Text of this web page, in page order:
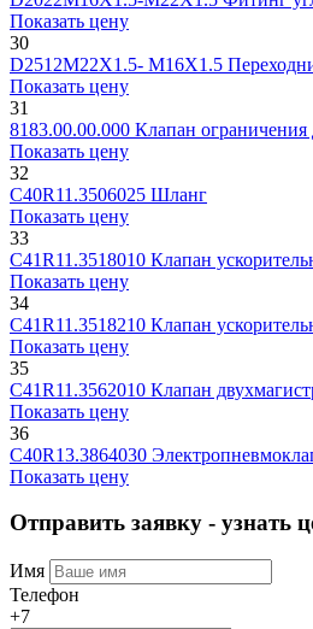
Показать цену
30
D2512M22X1.5- М16Х1.5
Показать цену
31
8183.00.00.000 Клапан ограничения
Показать цену
32
C40R11.3506025 Шланг
Показать цену
33
C41R11.3518010 Клапан
Показать цену
34
C41R11.3518210 Клапан
Показать цену
35
C41R11.3562010 Клапан
Показать цену
36
C40R13.3864030
Показать цену
Отправить заявку - узнать
Имя
Телефон
+7